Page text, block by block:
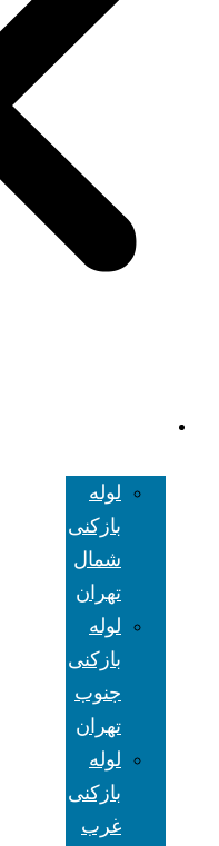
لوله
بازکنی
شمال
تهران
لوله
بازکنی
جنوب
تهران
لوله
بازکنی
غرب